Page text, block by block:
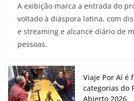
A exibição marca a entrada do
voltado à diáspora latina, com
e streaming e alcance diário de
pessoas.
Viaje Por Aí é
categorias do
Abierto 2026